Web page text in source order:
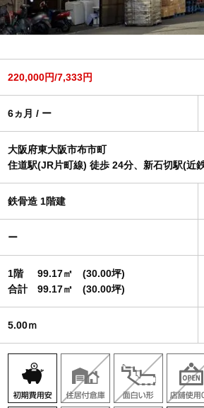
220,000円/7,333円
6ヵ月 / ー
大阪府東大阪市布市町
住道駅(JR片町線) 徒歩 24分、新石切駅(近
鉄骨造 1階建
ー
1階 99.17㎡
(30.00坪)
合計
99.17㎡ (30.00坪)
5.00ｍ